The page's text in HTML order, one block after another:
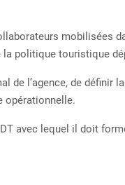
mobilisées
la politique touristique
de l’agence, de définir
opérationnelle.
avec lequel il doit